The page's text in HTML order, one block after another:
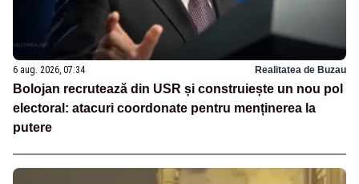
6 aug. 2026, 07:34 Realitatea de Buzau
Bolojan recrutează din USR și construiește un nou pol
electoral: atacuri coordonate pentru menținerea la
putere